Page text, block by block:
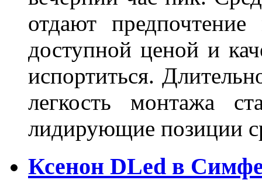
отдают
доступной ценой и
испортиться.
легкость монтажа
лидирующие
Ксенон DLed в